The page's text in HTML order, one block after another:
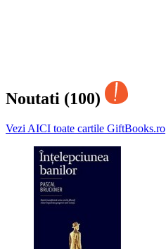
Noutati (100)
Vezi AICI toate cartile GiftBooks.ro